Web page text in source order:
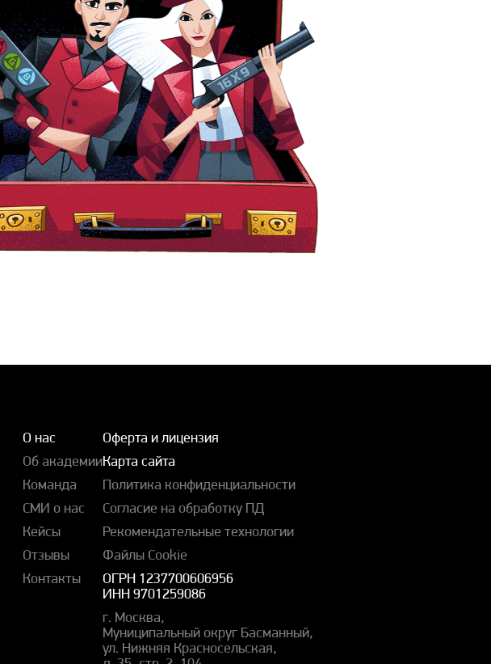
О нас
Об академии
Команда
СМИ о нас
Кейсы
Отзывы
Контакты
Оферта и лицензия
Карта сайта
Политика конфиденциальности
Согласие на обработку ПД
Рекомендательные технологии
Файлы Cookie
ОГРН 1237700606956
ИНН 9701259086
г. Москва,
Муниципальный округ Басманный,
ул. Нижняя Красносельская,